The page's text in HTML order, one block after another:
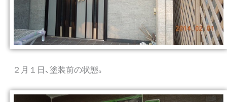
２月１日、塗装前の状態。